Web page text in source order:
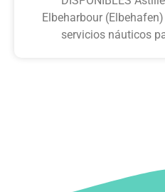
Elbeharbour
servicios náuticos